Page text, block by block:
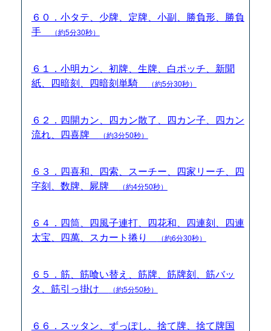
６０．小タテ、少牌、定牌、小副、勝負形、勝負
手
（約5分30秒）
６１．小明カン、初牌、生牌、白ポッチ、新聞
紙、四暗刻、四暗刻単騎
（約5分30秒）
６２．四開カン、四カン散了、四カン子、四カン
流れ、四喜牌
（約3分50秒）
６３．四喜和、四索、スーチー、四家リーチ、四
字刻、数牌、屍牌
（約4分50秒）
６４．四筒、四風子連打、四花和、四連刻、四連
太宝、四萬、スカート捲り
（約6分30秒）
６５．筋、筋喰い替え、筋牌、筋牌刻、筋バッ
タ、筋引っ掛け
（約5分50秒）
６６．スッタン、ずっぽし、捨て牌、捨て牌国